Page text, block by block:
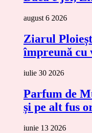
august 6 2026
Ziarul
împreună cu
iulie 30 2026
Parfum de
și pe alt fus
iunie 13 2026